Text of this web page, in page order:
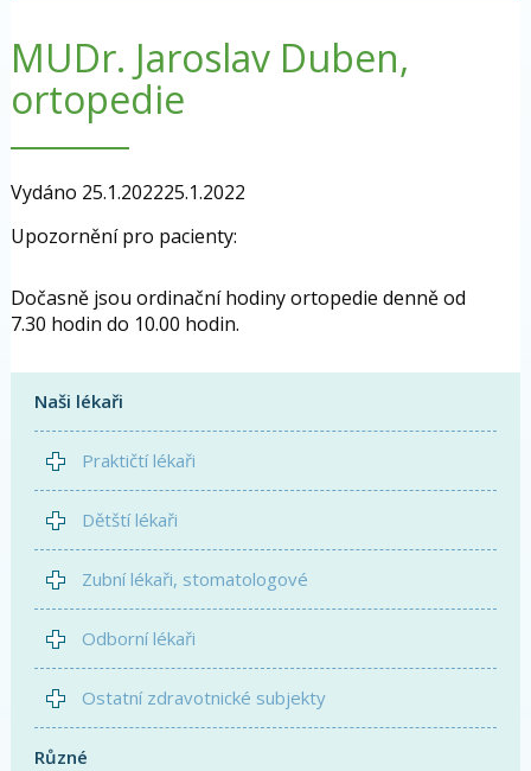
MUDr. Jaroslav Duben,
ortopedie
Vydáno 25.1.202225.1.2022
Upozornění pro pacienty:
Dočasně jsou ordinační hodiny ortopedie denně od
7.30 hodin do 10.00 hodin.
Naši lékaři
Praktičtí lékaři
Dětští lékaři
Zubní lékaři, stomatologové
Odborní lékaři
Ostatní zdravotnické subjekty
Různé